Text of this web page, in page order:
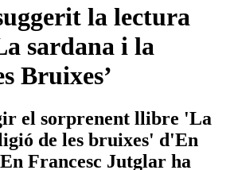
la lectura
sardana i la
Bruixes’
el sorprenent llibre 'La
de les bruixes' d'En
Francesc Jutglar ha